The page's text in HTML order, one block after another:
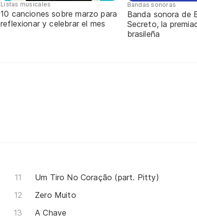
Listas musicales
10 canciones sobre marzo para
reflexionar y celebrar el mes
Bandas sonoras
Banda sonora de
Secreto, la
brasileña
Um Tiro No Coração (part. Pitty)
Zero Muito
A Chave